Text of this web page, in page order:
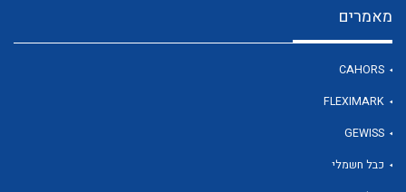
לכל מוצרי היצרן
מאמרים
CAHORS
FLEXIMARK
GEWISS
כבל חשמלי